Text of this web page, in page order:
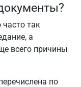
так
а
всего причины
по